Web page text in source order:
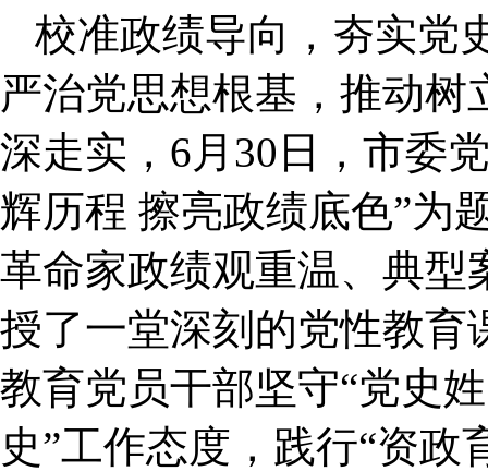
校准政绩导向，夯实党
严治党思想根基，推动
深走实，6月30日，市委
辉历程 擦亮政绩底色”为
革命家政绩观重温、典型
授了一堂深刻的党性教育
教育党员干部坚守“党史
史”工作态度，践行“资政